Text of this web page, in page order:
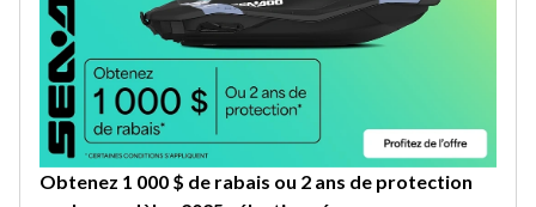
Obtenez 1 000 $ de rabais ou 2 ans de protection